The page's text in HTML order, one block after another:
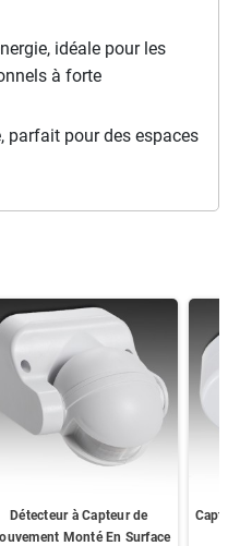
idéale pour les
à forte
parfait pour des espaces
Détecteur à Capteur de
Monté En Surface